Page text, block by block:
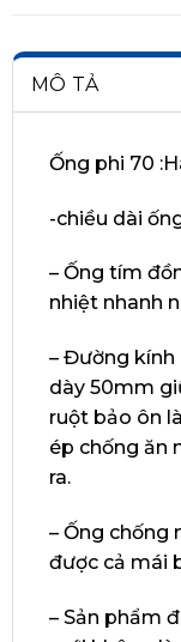
MÔ TẢ
Ống phi 70
-chiều dài
– Ống tím
nhiệt nhanh
– Đường kính
dày 50mm
ruột bảo ôn
ép chống ăn
ra.
– Ống chống
được cả mái
– Sản phẩm